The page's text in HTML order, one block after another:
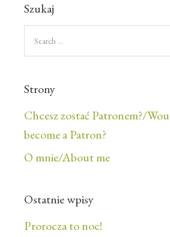
Szukaj
Strony
Chcesz zostać Patronem?/
become a Patron?
O mnie/About me
Ostatnie wpisy
Prorocza to noc!